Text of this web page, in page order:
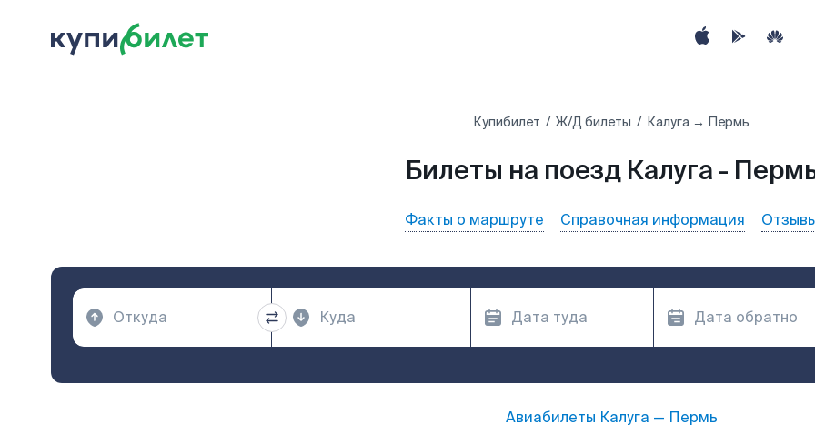
Купибилет Ж/Д билеты Калуга → Пермь
Билеты на поезд Калуга -
Факты о маршруте Справочная информация
Авиабилеты Калуга — Пермь